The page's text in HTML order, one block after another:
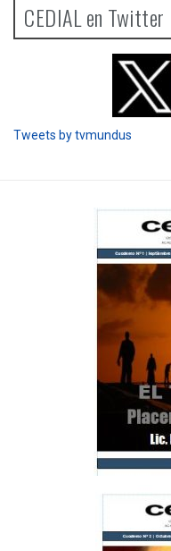
CEDIAL en Twitter
Tweets by tvmundus